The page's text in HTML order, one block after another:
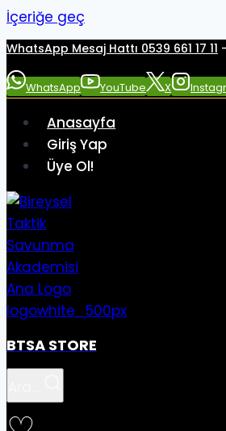
İçeriğe geç
WhatsApp Mesaj Hattı 0539 661 17 11
WhatsApp YouTube X
Anasayfa
Giriş Yap
Üye Ol!
BTSA STORE